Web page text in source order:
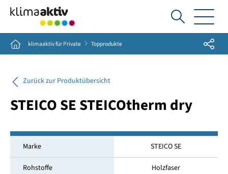
Ich
suche...
Home klimaaktiv für Private Topprodukte Share
Zurück zur Produktübersicht
STEICO SE STEICOtherm dry
Marke STEICO SE
Rohstoffe Holzfaser